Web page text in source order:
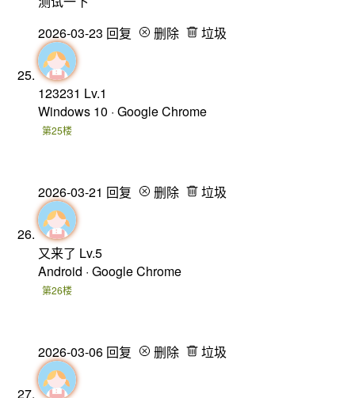
2026-03-23 回复 删除 垃圾
123231 Lv.1
Windows 10 · Google Chrome
第25楼
2026-03-21 回复 删除 垃圾
又来了 Lv.5
Android · Google Chrome
第26楼
2026-03-06 回复 删除 垃圾